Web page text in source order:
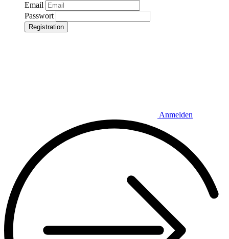
Email
Passwort
Registration
Anmelden